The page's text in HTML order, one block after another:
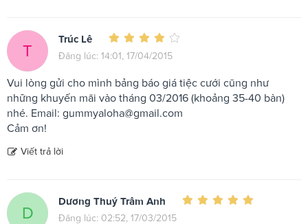
T
Trúc Lê
Đăng lúc: 14:01, 17/04/2015
Vui lòng gửi cho mình bảng báo giá tiệc cưới cũng như
những khuyến mãi vào tháng 03/2016 (khoảng 35-40 bàn)
nhé. Email: gummyaloha@gmail.com
Cảm ơn!
Viết trả lời
D
Dương Thuý Trâm Anh
Đăng lúc: 02:52, 17/03/2015